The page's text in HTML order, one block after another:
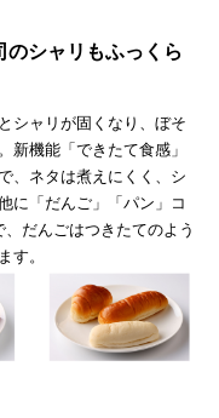
シャリもふっくら
シャリが固くなり、ぼそ
新機能「できたて食感」
、ネタは煮えにくく、シ
に「だんご」「パン」コ
だんごはつきたてのよう
す。